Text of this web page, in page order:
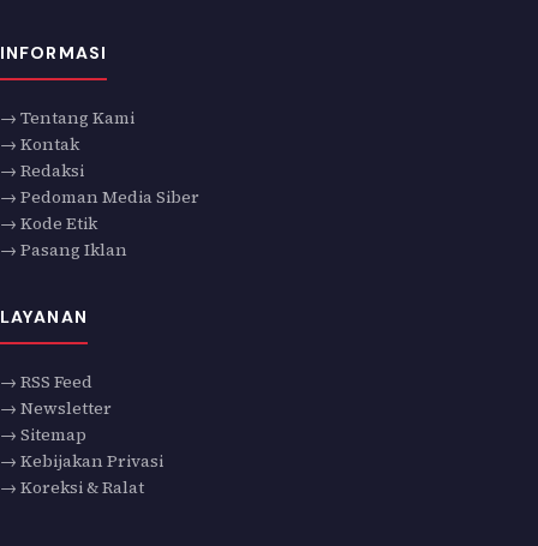
INFORMASI
→ Tentang Kami
→ Kontak
→ Redaksi
→ Pedoman Media Siber
→ Kode Etik
→ Pasang Iklan
LAYANAN
→ RSS Feed
→ Newsletter
→ Sitemap
→ Kebijakan Privasi
→ Koreksi & Ralat